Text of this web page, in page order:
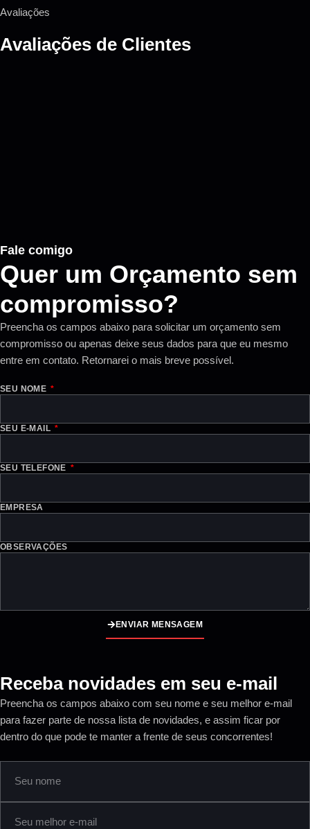
Avaliações
Avaliações de Clientes
Fale comigo
Quer um Orçamento sem
compromisso?
Preencha os campos abaixo para solicitar um orçamento sem
compromisso ou apenas deixe seus dados para que eu mesmo
entre em contato. Retornarei o mais breve possível.
SEU NOME
SEU E-MAIL
SEU TELEFONE
EMPRESA
OBSERVAÇÕES
ENVIAR MENSAGEM
Receba novidades em seu e-mail
Preencha os campos abaixo com seu nome e seu melhor e-mail
para fazer parte de nossa lista de novidades, e assim ficar por
dentro do que pode te manter a frente de seus concorrentes!